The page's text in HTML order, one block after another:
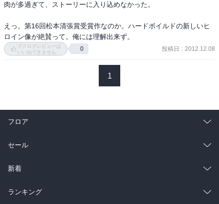
肉が多過ぎて、ストーリーに入り込めなかった。
えっ。第16回松本清張賞受賞作なのか。ハードボイルドの新しいヒ
ロイン像が絶賛って。俺には理解出来ず。
ブクログレビューは
いいねできません
0 投稿日 : 2012.12.08
1
フロア
総合
ラノベ
雑誌・グラビア
セール
総合
ラノベ
新着
総合
ランキング